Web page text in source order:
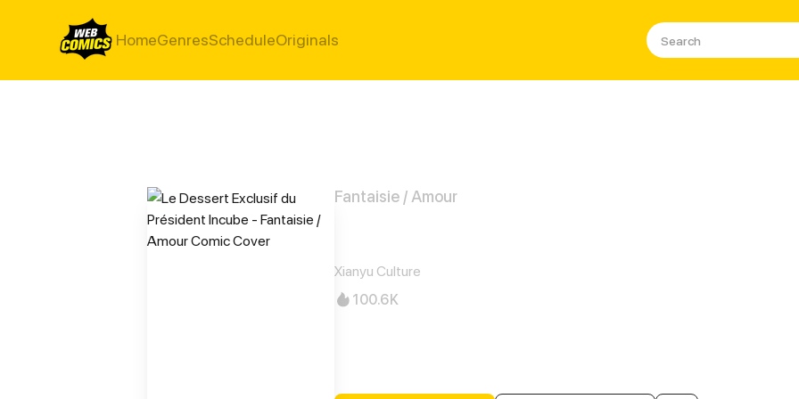
HomeGenresScheduleOriginals
Fantaisie / Amour
Xianyu Culture
100.6K